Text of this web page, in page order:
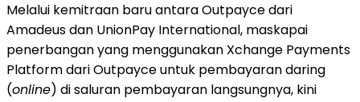
Melalui kemitraan baru antara Outpayce dari
Amadeus dan UnionPay International, maskapai
penerbangan yang menggunakan Xchange Payments
Platform dari Outpayce untuk pembayaran daring
(online) di saluran pembayaran langsungnya, kini